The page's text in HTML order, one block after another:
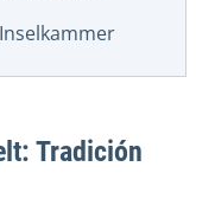
Tradición